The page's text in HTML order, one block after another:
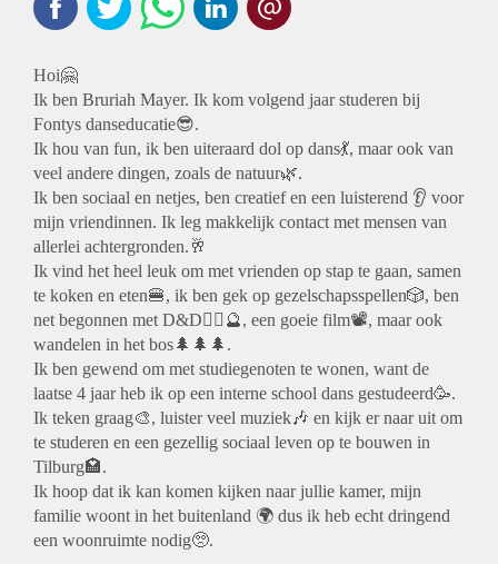
Hoi🤗
Ik ben Bruriah Mayer. Ik kom volgend jaar studeren bij
Fontys danseducatie😎.
Ik hou van fun, ik ben uiteraard dol op dans💃, maar ook van
veel andere dingen, zoals de natuur🌿.
Ik ben sociaal en netjes, ben creatief en een luisterend 👂 voor
mijn vriendinnen. Ik leg makkelijk contact met mensen van
allerlei achtergronden.🥂
Ik vind het heel leuk om met vrienden op stap te gaan, samen
te koken en eten🍔, ik ben gek op gezelschapsspellen🎲, ben
net begonnen met D&D🧝‍♀️🔮, een goeie film📽, maar ook
wandelen in het bos🌲🌲🌲.
Ik ben gewend om met studiegenoten te wonen, want de
laatse 4 jaar heb ik op een interne school dans gestudeerd🥳.
Ik teken graag🎨, luister veel muziek🎶 en kijk er naar uit om
te studeren en een gezellig sociaal leven op te bouwen in
Tilburg🏩.
Ik hoop dat ik kan komen kijken naar jullie kamer, mijn
familie woont in het buitenland 🌍 dus ik heb echt dringend
een woonruimte nodig🥺.